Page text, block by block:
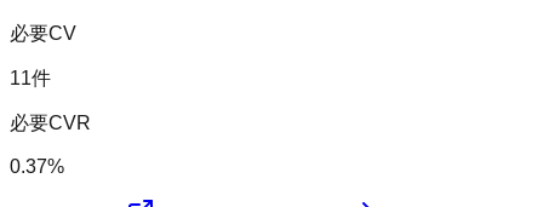
必要CV
11件
必要CVR
0.37%